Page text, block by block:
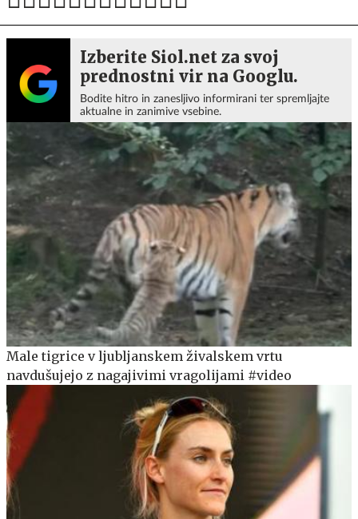
Izberite Siol.net za svoj
prednostni vir na Googlu.
Bodite hitro in zanesljivo informirani ter spremljajte
aktualne in zanimive vsebine.
Male tigrice v ljubljanskem živalskem vrtu
navdušujejo z nagajivimi vragolijami #video